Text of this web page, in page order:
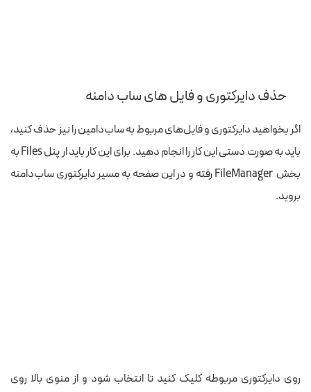
حذف دایرکتوری و فایل های ساب دامنه
اگر بخواهید دایرکتوری و فایل‌های مربوط به ساب‌دامین را نیز حذف کنید،
باید به صورت دستی این کار را انجام دهید. برای این کار باید ار پنل Files به
بخش
FileManager رفته و در این صفحه به مسیر دایرکتوری ساب‌دامنه
بروید.
روی دایرکتوری مربوطه کلیک کنید تا انتخاب شود و از منوی بالا روی